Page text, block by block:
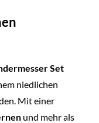
Set
niedlichen
Mit einer
und mehr als